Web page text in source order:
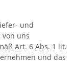
und
uns
Art. 6 Abs. 1 lit.
und das